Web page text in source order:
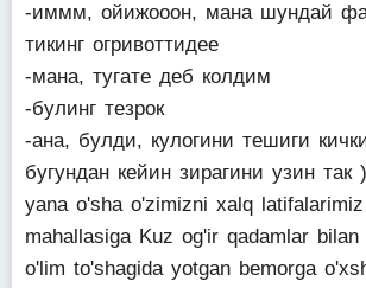
-иммм, ойижооон, мана шундай
тикинг огривоттидее
-мана, тугате деб колдим
-булинг тезрок
-ана, булди, кулогини тешиги
бугундан кейин зирагини узин так
yana o'sha o'zimizni xalq
mahallasiga Kuz og'ir qadamlar
o'lim to'shagida yotgan bemorga